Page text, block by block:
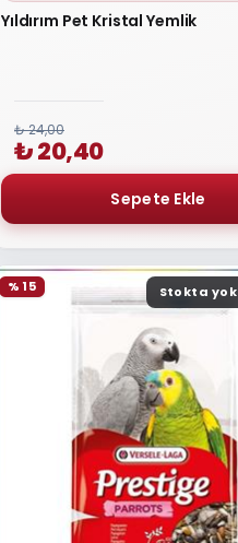
Yıldırım Pet Kristal Yemlik
₺ 24,00
₺ 20,40
Stokta yok
% 15